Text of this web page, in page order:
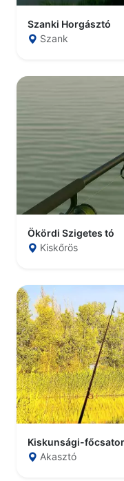
Szanki Horgásztó
Szank
Ökördi Szigetes tó
Kiskőrös
Kiskunsági-
Akasztó